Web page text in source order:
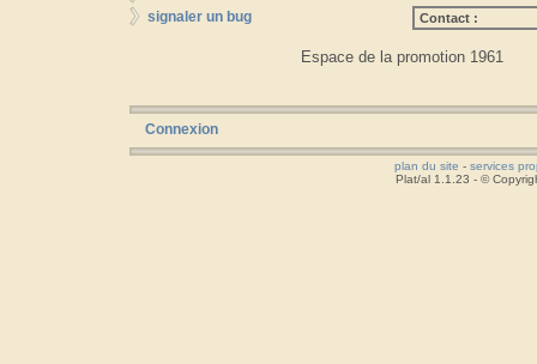
signaler un bug
Contact :
Espace de la promotion 1961
Connexion
plan du site - services
Plat/al 1.1.23 - ©